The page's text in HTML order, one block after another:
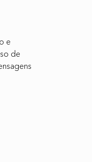
e
de